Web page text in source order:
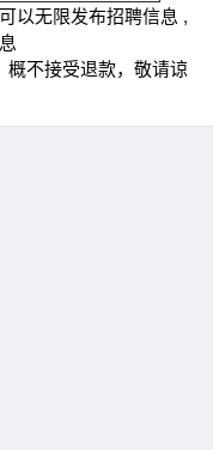
以无限发布招聘信息 ,
概不接受退款，敬请谅